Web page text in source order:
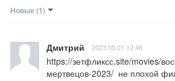
Новые (1)
Дмитрий 2023.05.01 12:46
https://зетфликсс.site/movies/
мертвецов-2023/  не плохой